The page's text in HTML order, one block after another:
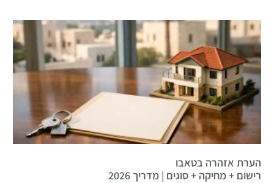
הערת אזהרה בטאבו
רישום + מחיקה + סוגים | מדריך 2026